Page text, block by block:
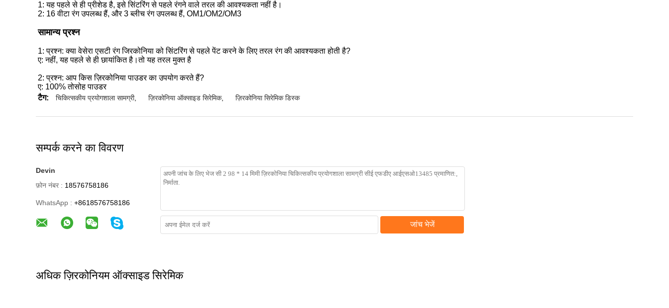
1: यह पहले से ही प्रीशेड है, इसे सिंटरिंग से पहले रंगने वाले तरल की आवश्यकता नहीं है।
2: 16 वीटा रंग उपलब्ध हैं, और 3 ब्लीच रंग उपलब्ध हैं, OM1/OM2/OM3
सामान्य प्रश्न
1: प्रश्न: क्या वेसेरा एसटी रंग जिरकोनिया को सिंटरिंग से पहले पेंट करने के लिए तरल रंग की आवश्यकता होती है?
ए: नहीं, यह पहले से ही छायांकित है।तो यह तरल मुक्त है
2: प्रश्न: आप किस ज़िरकोनिया पाउडर का उपयोग करते हैं?
ए: 100% तोसोह पाउडर
टैग:
चिकित्सकीय प्रयोगशाला सामग्री, ज़िरकोनिया ऑक्साइड सिरेमिक, ज़िरकोनिया सिरेमिक डिस्क
सम्पर्क करने का विवरण
Devin
फ़ोन नंबर : 18576758186
WhatsApp : +8618576758186
जांच भेजें
अधिक ज़िरकोनियम ऑक्साइड सिरेमिक